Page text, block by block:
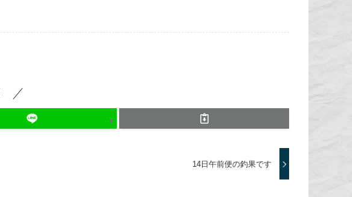
14日午前便の釣果です